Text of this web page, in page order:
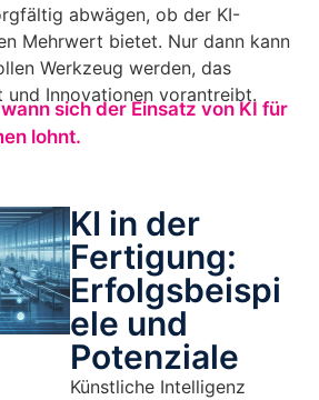
abwägen, ob der KI-
Mehrwert bietet. Nur dann kann
Werkzeug werden, das
und Innovationen vorantreibt.
sich der Einsatz von KI für
lohnt.
KI in der
Fertigung:
Erfolgsbeispi
ele und
Potenziale
Künstliche Intelligenz